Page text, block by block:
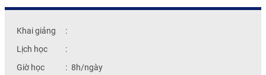
Khai giảng
:
Lịch học
:
Giờ học
: 8h/ngày